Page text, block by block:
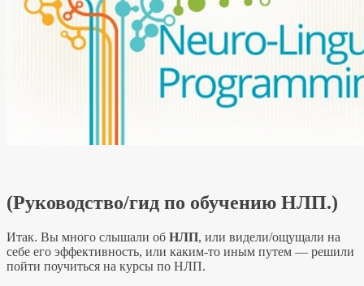
(Руководство/гид по обучению НЛП.)
Итак. Вы много слышали об НЛП, или видели/ощущали на
себе его эффективность, или каким-то иным путем — решили
пойти поучиться на курсы по НЛП.